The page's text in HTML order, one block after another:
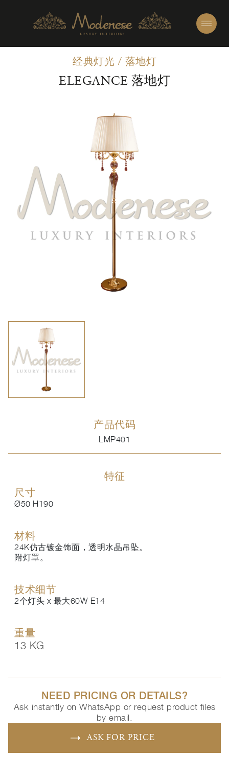
经典灯光 / 落地灯
ELEGANCE 落地灯
产品代码
LMP401
特征
尺寸
Ø50 H190
材料
24K仿古镀金饰面，透明水晶吊坠。
附灯罩。
技术细节
2个灯头 x 最大60W E14
重量
13 KG
NEED PRICING OR DETAILS?
Ask instantly on WhatsApp or request product files
by email.
ASK FOR PRICE